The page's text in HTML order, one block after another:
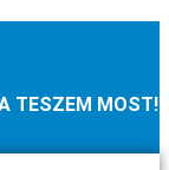
TESZEM MOST!